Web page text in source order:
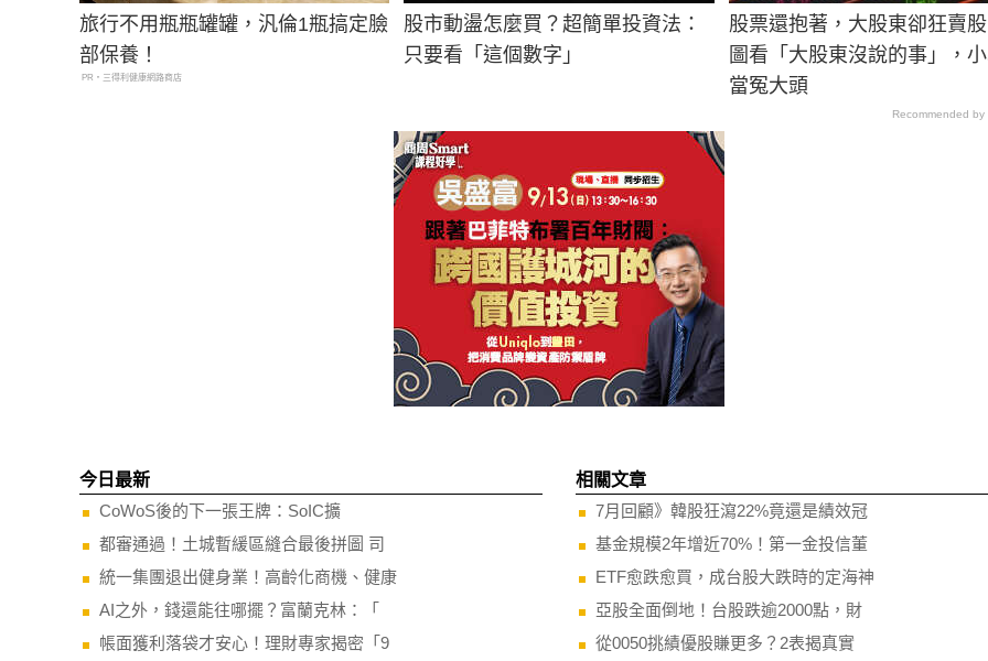
旅行不用瓶瓶罐罐，汎倫1瓶搞定臉
部保養！
PR・三得利健康網路商店
股市動盪怎麼買？超簡單投資法：
只要看「這個數字」
股票還抱著，大股東卻狂賣
圖看「大股東沒說的事」，小
當冤大頭
Recommended by
今日最新
CoWoS後的下一張王牌：SoIC擴
都審通過！土城暫緩區縫合最後拼圖 司
統一集團退出健身業！高齡化商機、健康
AI之外，錢還能往哪擺？富蘭克林：「
帳面獲利落袋才安心！理財專家揭密「9
相關文章
7月回顧》韓股狂瀉22%竟還是績效冠
基金規模2年增近70%！第一金投信董
ETF愈跌愈買，成台股大跌時的定海神
亞股全面倒地！台股跌逾2000點，財
從0050挑績優股賺更多？2表揭真實